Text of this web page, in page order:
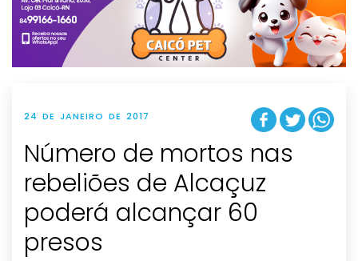
t
i
o
n
24 DE JANEIRO DE 2017
Número de mortos nas
rebeliões de Alcaçuz
poderá alcançar 60
presos